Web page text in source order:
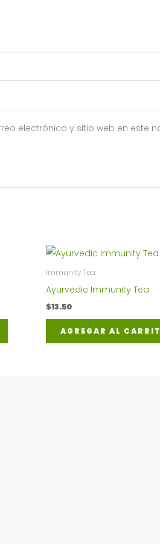
electrónico y sitio web en este
Immunity Tea
Ayurvedic Immunity Tea
$13.50
AGREGAR AL